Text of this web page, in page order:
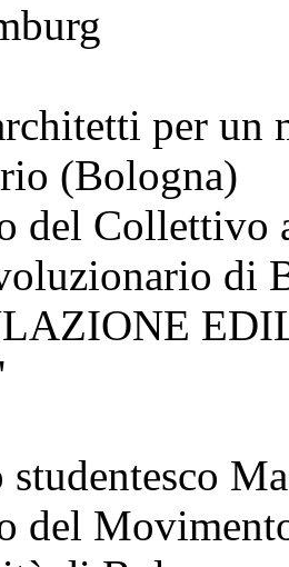
per un
(Bologna)
del Collettivo
di
del